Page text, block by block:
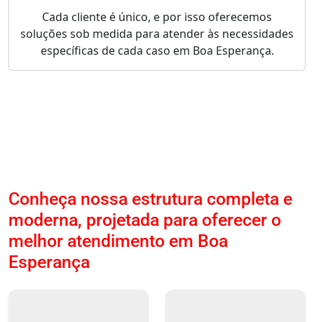
Cada cliente é único, e por isso oferecemos
soluções sob medida para atender às necessidades
específicas de cada caso em Boa Esperança.
Conheça nossa estrutura completa e
moderna, projetada para oferecer o
melhor atendimento em Boa
Esperança